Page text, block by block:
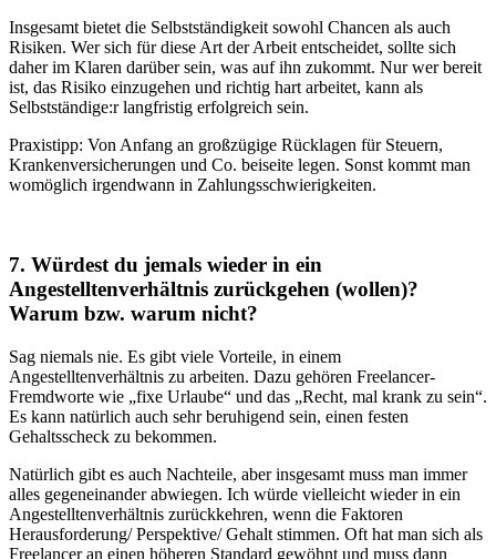
Insgesamt bietet die Selbstständigkeit sowohl Chancen als auch
Risiken. Wer sich für diese Art der Arbeit entscheidet, sollte sich
daher im Klaren darüber sein, was auf ihn zukommt. Nur wer bereit
ist, das Risiko einzugehen und richtig hart arbeitet, kann als
Selbstständige:r langfristig erfolgreich sein.
Praxistipp: Von Anfang an großzügige Rücklagen für Steuern,
Krankenversicherungen und Co. beiseite legen. Sonst kommt man
womöglich irgendwann in Zahlungsschwierigkeiten.
7. Würdest du jemals wieder in ein
Angestelltenverhältnis zurückgehen (wollen)?
Warum bzw. warum nicht?
Sag niemals nie. Es gibt viele Vorteile, in einem
Angestelltenverhältnis zu arbeiten. Dazu gehören Freelancer-
Fremdworte wie „fixe Urlaube“ und das „Recht, mal krank zu sein“.
Es kann natürlich auch sehr beruhigend sein, einen festen
Gehaltsscheck zu bekommen.
Natürlich gibt es auch Nachteile, aber insgesamt muss man immer
alles gegeneinander abwiegen. Ich würde vielleicht wieder in ein
Angestelltenverhältnis zurückkehren, wenn die Faktoren
Herausforderung/ Perspektive/ Gehalt stimmen. Oft hat man sich als
Freelancer an einen höheren Standard gewöhnt und muss dann